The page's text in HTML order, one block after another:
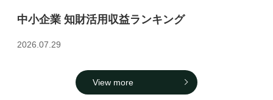
中小企業 知財活用収益ランキング
2026.07.29
View more